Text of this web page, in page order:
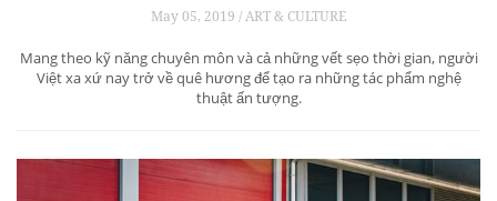
May 05, 2019 / ART & CULTURE
Mang theo kỹ năng chuyên môn và cả những vết sẹo thời gian, người
Việt xa xứ nay trở về quê hương để tạo ra những tác phẩm nghệ
thuật ấn tượng.